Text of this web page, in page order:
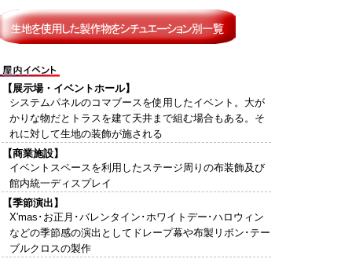
【展示場・イベントホール】
システムパネルのコマブースを使用したイベント。大が
かりな物だとトラスを建て天井まで組む場合もある。そ
れに対して生地の装飾が施される
【商業施設】
イベントスペースを利用したステージ周りの布装飾及び
館内統一ディスプレイ
【季節演出】
X'mas･お正月･バレンタイン･ホワイトデー･ハロウィン
などの季節感の演出としてドレープ幕や布製リボン･テー
ブルクロスの製作